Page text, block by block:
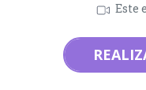
Este